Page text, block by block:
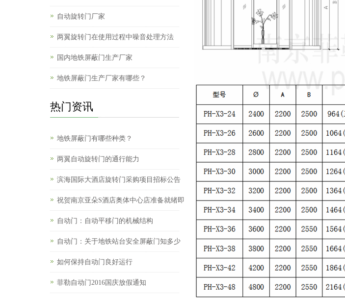
自动旋转门厂家
两翼旋转门在使用过程中噪音处理方法
国内地铁屏蔽门生产厂家
地铁屏蔽门生产厂家有哪些？
热门资讯
地铁屏蔽门有哪些种类？
两翼自动旋转门的通行能力
滨海国际大酒店旋转门采购项目招标公告
祝贺南京亚朵S酒店奥体中心店准备就绪即
自动门：自动平移门的机械结构
自动门：关于地铁站台安全屏蔽门知多少
如何保持自动门良好运行
菲勒自动门2016国庆放假通知